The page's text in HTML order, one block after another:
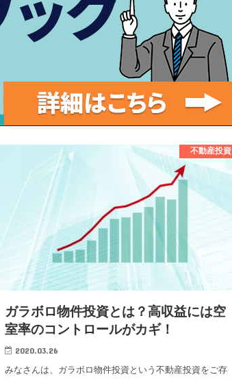
不動産投資
ガラボロ物件投資とは？高収益には空
室率のコントロールがカギ！
2020.03.26
みなさんは、ガラボロ物件投資という不動産投資をご存